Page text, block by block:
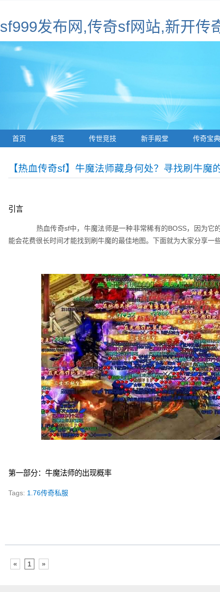
sf999发布网,传奇sf网站,新开传
首页 标签 传世竞技 新手殿堂 传奇宝典
【热血传奇sf】牛魔法师藏身何处？寻找刷牛魔
引言
热血传奇sf中，牛魔法师是一种非常稀有的BOSS，因为它
能会花费很长时间才能找到刷牛魔的最佳地图。下面就为大家分享一
第一部分：牛魔法师的出现概率
Tags: 1.76传奇私服
« 1 »